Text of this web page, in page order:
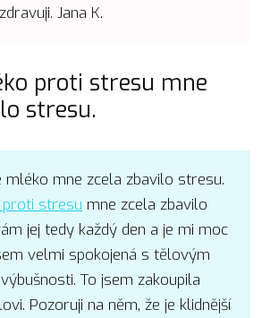
Jana K.
proti stresu mne
stresu.
mléko mne zcela zbavilo stresu.
stresu mne zcela zbavilo
jej tedy každý den a je mi moc
velmi spokojená s tělovým
To jsem zakoupila
Pozoruji na něm, že je klidnější